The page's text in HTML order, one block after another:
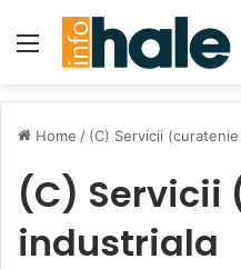
Menu
Home / (C) Servicii
(C) Servicii
industriala